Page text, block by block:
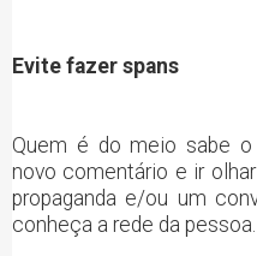
Evite fazer spans
Quem é do meio sabe
novo comentário e ir
propaganda e/ou um
conheça a rede da pessoa.